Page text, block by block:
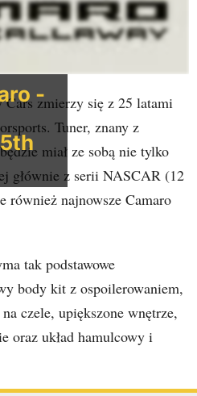
-
zmierzy się z 25 latami
Tuner, znany z
miał ze sobą nie tylko
głównie z serii NASCAR (12
również najnowsze Camaro
tak podstawowe
body kit z ospoilerowaniem,
czele, upiększone wnętrze,
oraz układ hamulcowy i